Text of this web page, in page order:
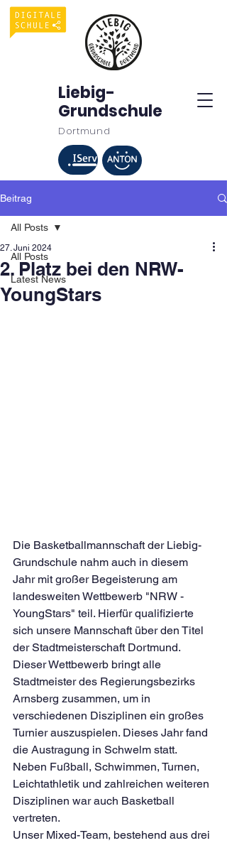
Liebig-
Grundschule
Dortmund
Beitrag
All Posts
Latest News
All Posts
2. Platz bei den NRW-
YoungStars
27. Juni 2024
Die Basketballmannschaft der Liebig-
Grundschule nahm auch in diesem
Jahr mit großer Begeisterung am
landesweiten Wettbewerb "NRW -
YoungStars" teil. Hierfür qualifizierte
sich unsere Mannschaft über den Titel
der Stadtmeisterschaft Dortmund.
Dieser Wettbewerb bringt alle
Stadtmeister des Regierungsbezirks
Arnsberg zusammen, um in
verschiedenen Disziplinen ein großes
Turnier auszuspielen. Dieses Jahr fand
die Austragung in Schwelm statt.
Neben Fußball, Schwimmen, Turnen,
Leichtathletik und zahlreichen weiteren
Disziplinen war auch Basketball
vertreten.
Unser Mixed-Team, bestehend aus drei